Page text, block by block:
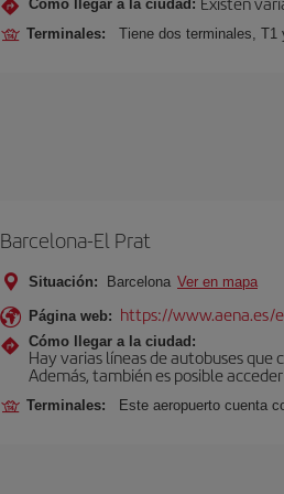
Cómo llegar a la ciudad:
Terminales: Tiene dos terminales, T1
Barcelona-El Prat
Situación: Barcelona Ver en mapa
Página web: https://www.aena.es/
Cómo llegar a la ciudad:
Hay varias líneas de autobuses
Además, también es posible
Terminales: Este aeropuerto cuenta